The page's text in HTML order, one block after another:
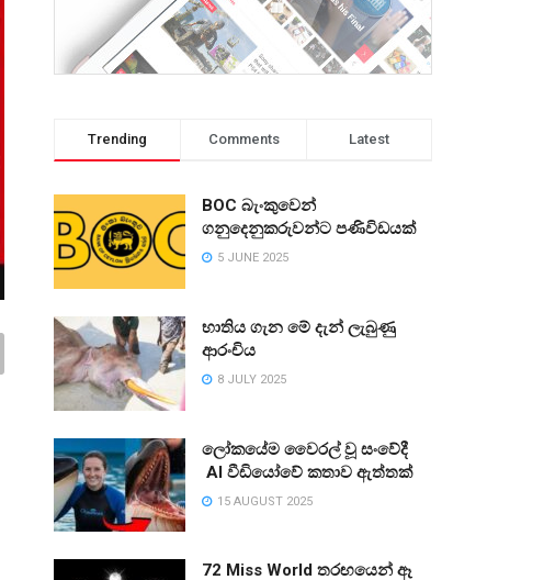
Trending Comments Latest
BOC බැංකුවෙන්
ගනුදෙනුකරුවන්ට පණිවිඩයක්
5 JUNE 2025
භාතිය ගැන මේ දැන් ලැබුණු
ආරංචිය
8 JULY 2025
ලෝකයේම වෛරල් වූ සංවේදී
AI වීඩියෝවේ කතාව ඇත්තක්
15 AUGUST 2025
72 Miss World තරඟයෙන් ඈ